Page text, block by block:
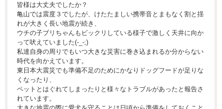
皆様は大丈夫でしたか？
亀山では震度３でしたが、けたたましい携帯音とまもなく割と揺
れが大きく長い地震が続き、
ウチの子ブリちゃんもビックリしている様子で激しく天井に向か
って吠えていました(-_-;)
私達自身の周りでもいつ大きな災害に巻き込まれるか分からない
時代を向かえています。
東日本大震災でも準備不足のためにかなりドッグフードが足りな
くなったり、
ペットとはぐれてしまったりと様々なトラブルがあったと報告さ
れています。